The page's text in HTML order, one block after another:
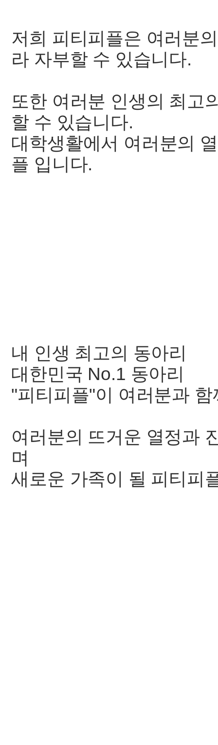
저희 피티피플은 여러분
라 자부할 수 있습니다.
또한 여러분 인생의 최고
할 수 있습니다.
대학생활에서 여러분의
플 입니다.
내 인생 최고의 동아리
대한민국 No.1 동아리
"피티피플"이 여러분과
여러분의 뜨거운 열정과
며
새로운 가족이 될 피티피